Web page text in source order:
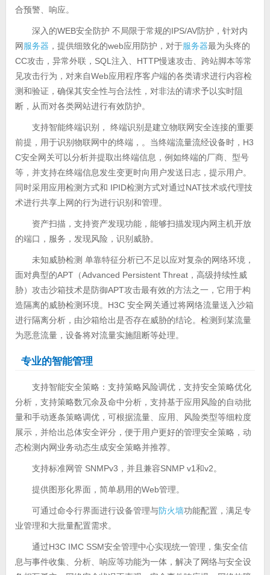
合预警、响应。
深入的WEB安全防护 不局限于常规的IPS/AV防护，针对内
网服务器 ，提供细致化的web应用防护，对于服务器最为头疼的
CC攻击，异常外联，SQL注入、HTTP慢速攻击、跨站脚本等常
见攻击行为，对来自Web应用程序客户端的各类请求进行内容检
测和验证，确保其安全性与合法性，对非法的请求予以实时阻
断，从而对各类网站进行有效防护。
支持智能终端识别， 终端识别是建立物联网安全连接的重要
前提，用于识别物联网中的终端，。当终端流量流经设备时，H3
C安全网关可以分析并提取出终端信息，例如终端的厂商、型号
等，并支持在终端信息发生变更时向用户发送日志，提示用户。
同时采用应用检测方式和 IPID检测方式对通过NAT技术或代理技
术进行共享上网的行为进行识别和管理。
资产扫描，支持资产发现功能，能够扫描发现内网主机开放
的端口，服务，发现风险，识别威胁。
未知威胁检测 单靠特征分析已不足以应对复杂的网络环境，
面对典型的APT（Advanced Persistent Threat，高级持续性威
胁）攻击沙箱技术是防御APT攻击最有效的方法之一，它用于构
造隔离的威胁检测环境。H3C 安全网关通过将网络流量送入沙箱
进行隔离分析，由沙箱给出是否存在威胁的结论。检测到某流量
为恶意流量，设备将对流量实施阻断等处理。
专业的智能管理
支持智能安全策略：支持策略风险调优，支持安全策略优化
分析，支持策略数冗余及命中分析，支持基于应用风险的自动批
量和手动逐条策略调优，可根据流量、应用、风险类型等细粒度
展示，并给出总体安全评分，便于用户更好的管理安全策略，动
态检测内网业务动态生成安全策略并推荐。
支持标准网管 SNMPv3，并且兼容SNMP v1和v2。
提供图形化界面，简单易用的Web管理。
可通过命令行界面进行设备管理与防火墙功能配置，满足专
业管理和大批量配置需求。
通过H3C IMC SSM安全管理中心实现统一管理，集安全信
息与事件收集、分析、响应等功能为一体，解决了网络与安全设